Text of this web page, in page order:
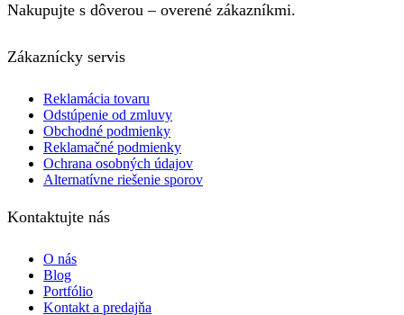
Nakupujte s dôverou – overené zákazníkmi.
Zákaznícky servis
Reklamácia tovaru
Odstúpenie od zmluvy
Obchodné podmienky
Reklamačné podmienky
Ochrana osobných údajov
Alternatívne riešenie sporov
Kontaktujte nás
O nás
Blog
Portfólio
Kontakt a predajňa